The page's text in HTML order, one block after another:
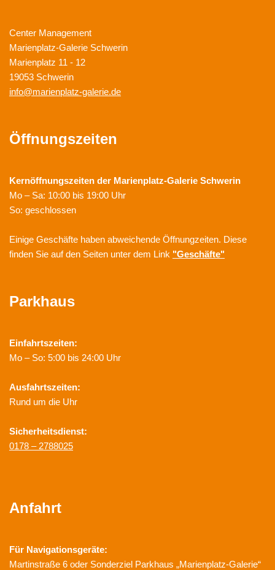
Center Management
Marienplatz-Galerie Schwerin
Marienplatz 11 - 12
19053 Schwerin
info@marienplatz-galerie.de
Öffnungszeiten
Kernöffnungszeiten der Marienplatz-Galerie Schwerin
Mo – Sa: 10:00 bis 19:00 Uhr
So: geschlossen
Einige Geschäfte haben abweichende Öffnungzeiten. Diese
finden Sie auf den Seiten unter dem Link "Geschäfte"
Parkhaus
Einfahrtszeiten:
Mo – So: 5:00 bis 24:00 Uhr
Ausfahrtszeiten:
Rund um die Uhr
Sicherheitsdienst:
0178 – 2788025
Anfahrt
Für Navigationsgeräte:
Martinstraße 6 oder Sonderziel Parkhaus „Marienplatz-Galerie“